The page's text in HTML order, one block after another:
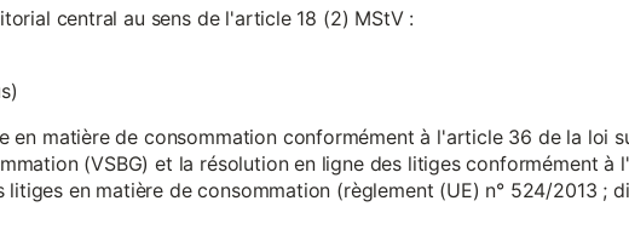
central au sens de l'article 18 (2) MStV :
en matière de consommation conformément à l'article 36 de la loi
(VSBG) et la résolution en ligne des litiges conformément à
en matière de consommation (règlement (UE) n° 524/2013 ;